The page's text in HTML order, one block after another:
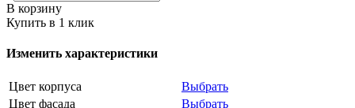
В корзину
Купить в 1 клик
Изменить характеристики
Цвет корпуса
Выбрать
Цвет фасада
Выбрать